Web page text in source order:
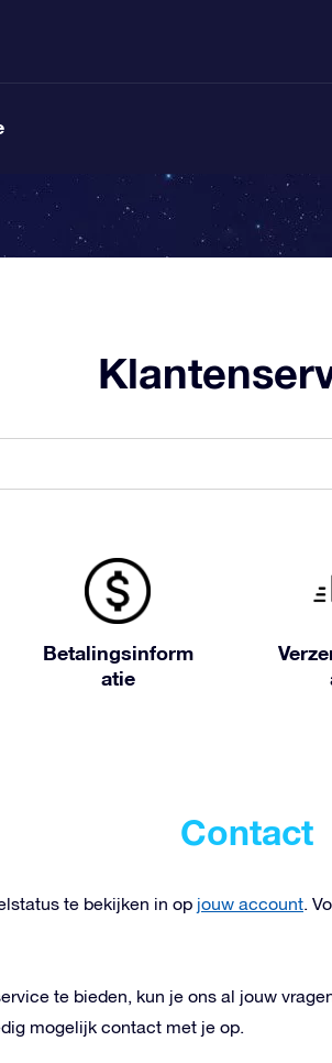
Betalingsinform
atie
Contact
te bekijken in op jouw account.
te bieden, kun je ons al jouw
mogelijk contact met je op.